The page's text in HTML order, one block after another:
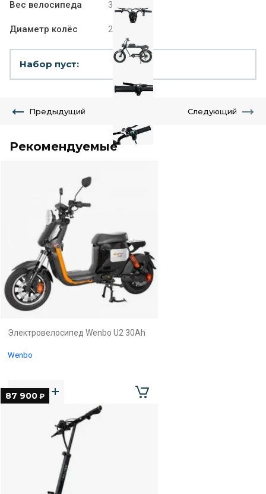
Вес велосипеда 32 кг
Диаметр колёс 20 дюймов
Набор пуст:
Предыдущий Следующий
Рекомендуемые
Электровелосипед Wenbo U2 30Ah
Wenbo
87 900 ₽